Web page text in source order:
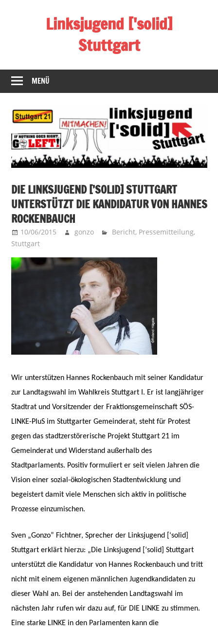
Linksjugend ['solid]
Stuttgart
Homepage
der
['solid]
Stuttgart
MENÜ
DIE LINKSJUGEND [’SOLID] STUTTGART
UNTERSTÜTZT DIE KANDIDATUR VON HANNES
ROCKENBAUCH
10/06/2015 gonzo Bericht, Pressemitteilung,
Stuttgart
Wir unterstützen Hannes Rockenbauch mit seiner Kandidatur
zur Landtagswahl im Wahlkreis Stuttgart I. Er ist langjähriger
Stadtrat und Vorsitzender der Fraktionsgemeinschaft SÖS-
LINKE-PluS im Stuttgarter Gemeinderat, steht für Protest
gegen das stadtzerstörerische Projekt Stuttgart 21 im
Gemeinderat und Widerstand außerhalb des
Stadtparlaments. Positiv formuliert er seit vielen Jahren die
Vision einer sozial-ökologischen Stadtentwicklung und
begeistert damit viele Menschen sich aktiv in politische
Prozesse einzumischen.
Sven „Gonzo” Fichtner, Sprecher der Linksjugend [‘solid]
Stuttgart erklärt hierzu: „Die Linksjugend [‘solid] Stuttgart
unterstützt die Kandidatur von Hannes Rockenbauch und tritt
nicht mit einem eigenen männlichen Jugendkandidaten zu
dieser Wahl an. Bei der anstehenden Landtagswahl im
nächsten Jahr rufen wir dazu auf, für DIE LINKE zu stimmen.
Eine starke LINKE in den Parlamenten kann die